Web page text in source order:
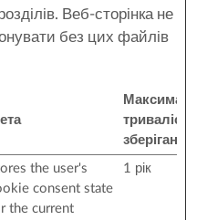
Веб-сторінка не
без цих файлів
тривалість
зберігання
the user's
consent state
the current
1 рік